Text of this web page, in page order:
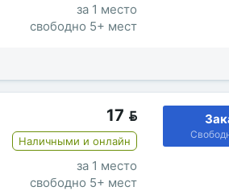
за 1 место
свободно 5+ мест
17 
Наличными и онлайн
за 1 место
свободно 5+ мест